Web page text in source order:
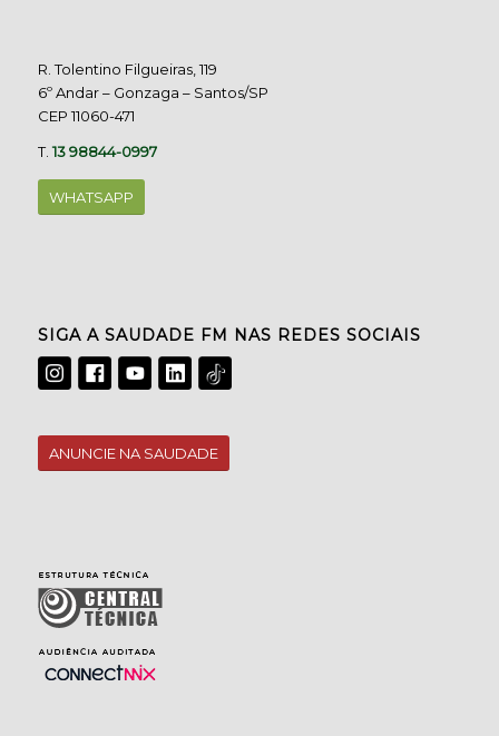
R. Tolentino Filgueiras, 119
6º Andar – Gonzaga – Santos/SP
CEP 11060-471
T.13 98844-0997
WHATSAPP
SIGA A SAUDADE FM NAS REDES SOCIAIS
ANUNCIE NA SAUDADE